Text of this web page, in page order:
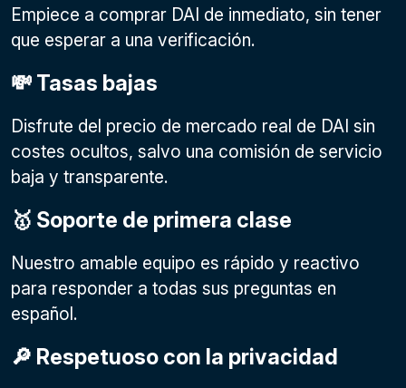
Empiece a comprar DAI de inmediato, sin tener
que esperar a una verificación.
💸 Tasas bajas
Disfrute del precio de mercado real de DAI sin
costes ocultos, salvo una comisión de servicio
baja y transparente.
🥇 Soporte de primera clase
Nuestro amable equipo es rápido y reactivo
para responder a todas sus preguntas en
español.
🔎 Respetuoso con la privacidad